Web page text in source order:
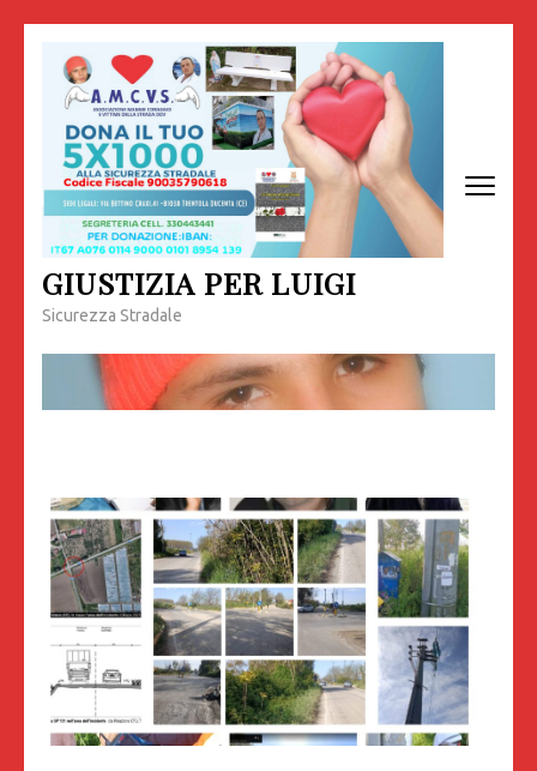
contenuto
(premi
invio)
GIUSTIZIA PER LUIGI
Sicurezza Stradale